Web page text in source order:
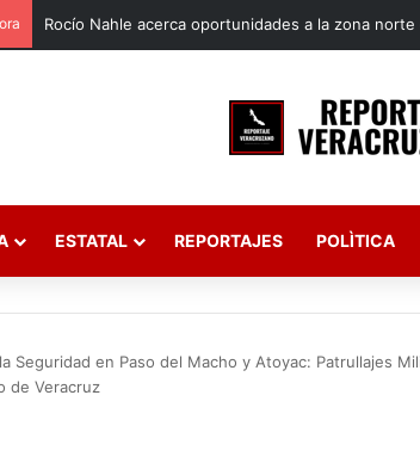
ESTATAL REPORTAJES POLÌTICA
Seguridad en Paso del Macho y Atoyac: Patrullajes
de Veracruz